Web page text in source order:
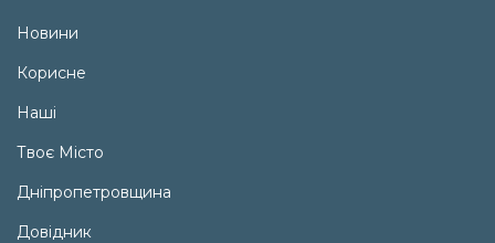
Новини
Корисне
Наші
Твоє Місто
Дніпропетровщина
Довідник